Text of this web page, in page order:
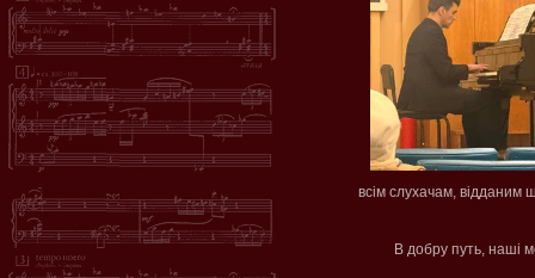
всім слухачам, відданим
В добру путь, наші